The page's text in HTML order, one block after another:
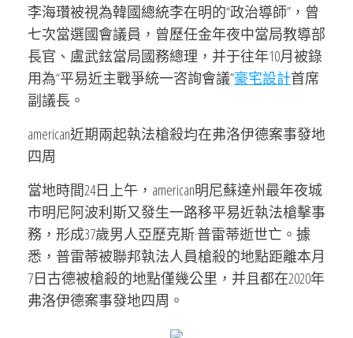
李海瓚被視為韓國總統李在明的“政治導師”，曾
七次當選國會議員，曾歷任金年夜中當局教導部
長官、盧武鉉當局國務總理，并于往年10月被錄
用為“平易近主戰爭統一咨詢會議”豪宅設計首席
副議長。
american近期兩起執法槍殺均在弗洛伊德案事發地
四周
當地時間24日上午，american明尼蘇達州最年夜城
市明尼阿波利斯又發生一路移平易近執法槍擊事
務，形成37歲男人亞歷克斯·普雷蒂逝世亡。據
悉，普雷蒂被聯邦執法人員槍殺的地點距離本月
7日古德被槍殺的地點僅幾公里，并且都在2020年
弗洛伊德案事發地四周。